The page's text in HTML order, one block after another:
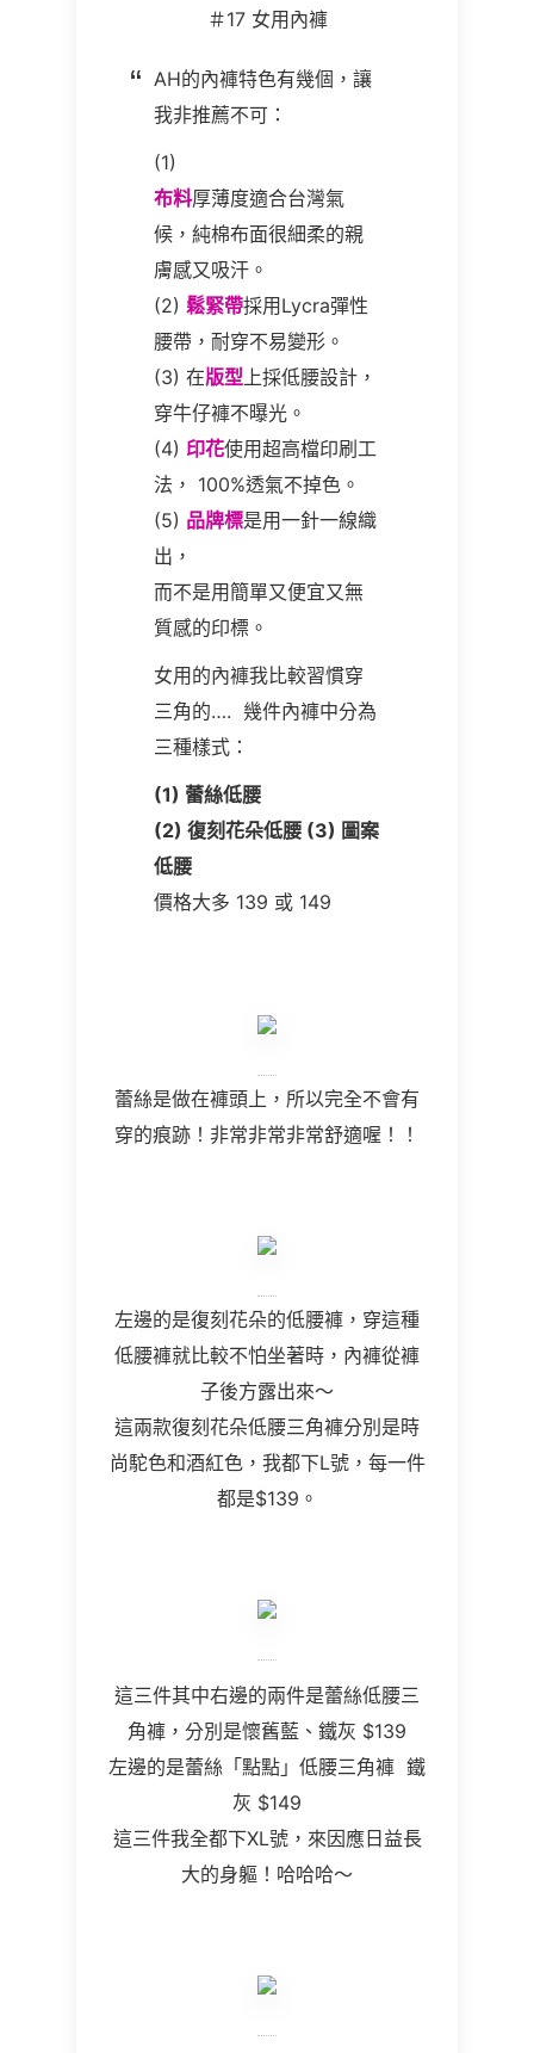
＃17 女用內褲
AH的內褲特色有幾個，讓
我非推薦不可：
(1)
布料厚薄度適合台灣氣
候，純棉布面很細柔的親
膚感又吸汗。
(2) 鬆緊帶採用Lycra彈性
腰帶，耐穿不易變形。
(3) 在版型上採低腰設計，
穿牛仔褲不曝光。
(4) 印花使用超高檔印刷工
法， 100%透氣不掉色。
(5) 品牌標是用一針一線織
出，
而不是用簡單又便宜又無
質感的印標。
女用的內褲我比較習慣穿
三角的…. 幾件內褲中分為
三種樣式：
(1) 蕾絲低腰
(2) 復刻花朵低腰 (3) 圖案
低腰
價格大多 139 或 149
蕾絲是做在褲頭上，所以完全不會有
穿的痕跡！非常非常非常舒適喔！！
左邊的是復刻花朵的低腰褲，穿這種
低腰褲就比較不怕坐著時，內褲從褲
子後方露出來～
這兩款復刻花朵低腰三角褲分別是時
尚駝色和酒紅色，我都下L號，每一件
都是$139。
這三件其中右邊的兩件是蕾絲低腰三
角褲，分別是懷舊藍、鐵灰 $139
左邊的是蕾絲「點點」低腰三角褲 鐵
灰 $149
這三件我全都下XL號，來因應日益長
大的身軀！哈哈哈～